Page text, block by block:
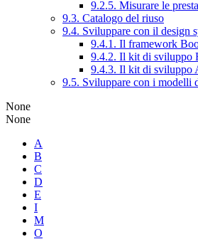
9.2.5. Misurare le
9.3. Catalogo del riuso
9.4. Sviluppare con il design
9.4.1. Il framework
9.4.2. Il kit di sviluppo
9.4.3. Il kit di sviluppo
9.5. Sviluppare con i modelli
None
None
A
B
C
D
E
I
M
O